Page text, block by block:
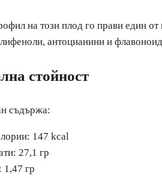
на този плод го прави един
антоцианини и
стойност
съдържа:
147 kcal
27,1 гр
1,47 гр